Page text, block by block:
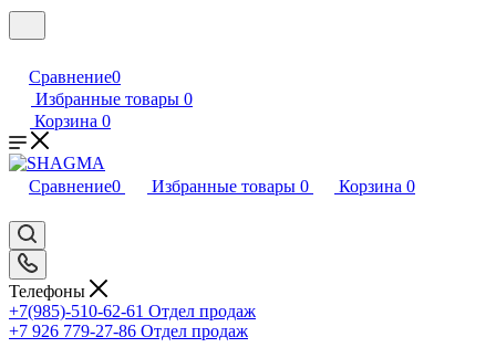
Сравнение0
Избранные товары 0
Корзина 0
Сравнение0 Избранные товары 0 Корзина 0
Телефоны
+7(985)-510-62-61 Отдел продаж
‪+7 926 779-27-86‬ Отдел продаж